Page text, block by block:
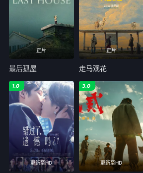
正片
最后孤屋
正片
走马观花
更新至HD
1.0
更新至HD
3.0